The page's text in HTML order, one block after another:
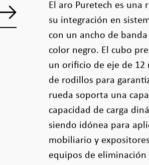
El aro Puretech es una
su integración en
con un ancho de
color negro. El cubo
un orificio de eje de
de rodillos para
rueda soporta una
capacidad de carga
siendo idónea para
mobiliario y
equipos de